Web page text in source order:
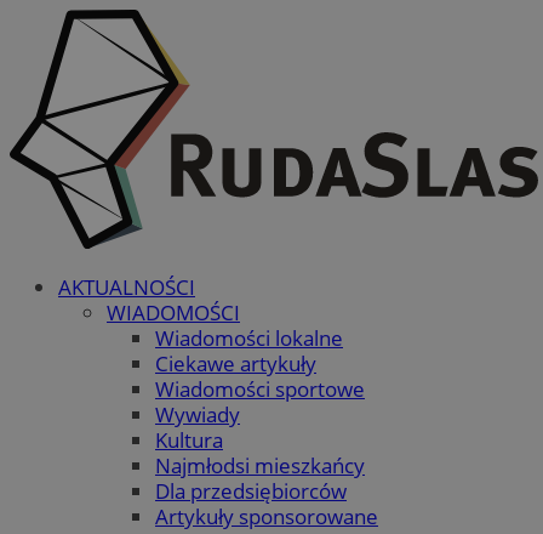
AKTUALNOŚCI
WIADOMOŚCI
Wiadomości lokalne
Ciekawe artykuły
Wiadomości sportowe
Wywiady
Kultura
Najmłodsi mieszkańcy
Dla przedsiębiorców
Artykuły sponsorowane